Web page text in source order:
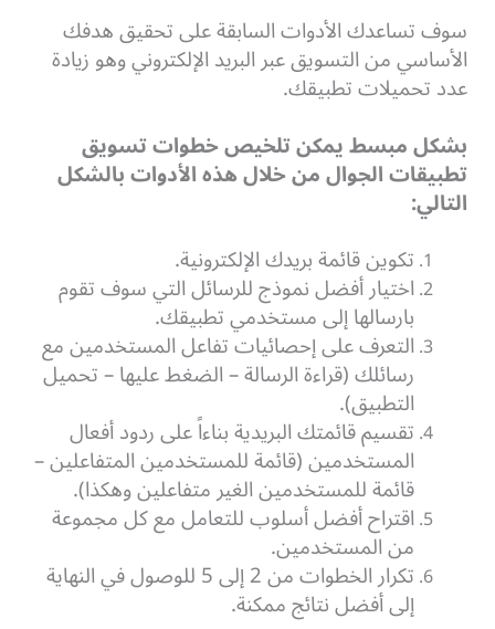
سوف تساعدك الأدوات السابقة على تحقيق هدفك
الأساسي من التسويق عبر البريد الإلكتروني وهو زيادة
عدد تحميلات تطبيقك.
بشكل مبسط يمكن تلخيص خطوات تسويق
تطبيقات الجوال من خلال هذه الأدوات بالشكل
التالي:
تكوين قائمة بريدك الإلكترونية.
اختيار أفضل نموذج للرسائل التي سوف تقوم
بارسالها إلى مستخدمي تطبيقك.
التعرف على إحصائيات تفاعل المستخدمين مع
رسائلك (قراءة الرسالة – الضغط عليها – تحميل
التطبيق).
تقسيم قائمتك البريدية بناءاً على ردود أفعال
المستخدمين (قائمة للمستخدمين المتفاعلين –
قائمة للمستخدمين الغير متفاعلين وهكذا).
اقتراح أفضل أسلوب للتعامل مع كل مجموعة
من المستخدمين.
تكرار الخطوات من 2 إلى 5 للوصول في النهاية
إلى أفضل نتائج ممكنة.